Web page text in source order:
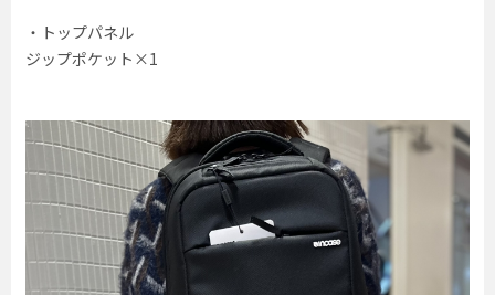
・トップパネル
ジップポケット×1